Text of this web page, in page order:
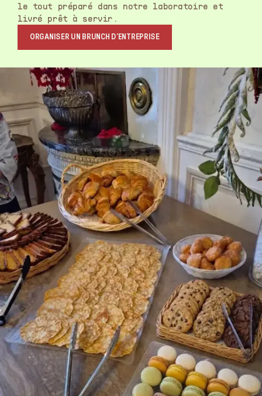
le tout préparé dans notre laboratoire et
livré prêt à servir.
ORGANISER UN BRUNCH D’ENTREPRISE